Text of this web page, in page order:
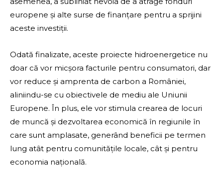
europene și alte surse de finanțare pentru a sprijini
aceste investiții.
Odată finalizate, aceste proiecte hidroenergetice nu
doar că vor micșora facturile pentru consumatori, dar
vor reduce și amprenta de carbon a României,
aliniindu-se cu obiectivele de mediu ale Uniunii
Europene. În plus, ele vor stimula crearea de locuri
de muncă și dezvoltarea economică în regiunile în
care sunt amplasate, generând beneficii pe termen
lung atât pentru comunitățile locale, cât și pentru
economia națională.